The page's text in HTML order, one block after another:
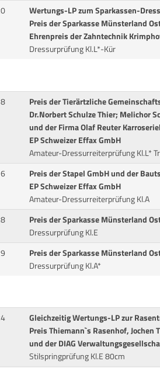
Wertungs-LP zum Sparkassen-
Preis der Sparkasse Münsterland
Ehrenpreis der Zahntechnik
Dressurprüfung Kl.L*-Kür
Preis der Tierärtzliche
Dr.Norbert Schulze Thier; Melichor
und der Firma Olaf Reuter
EP Schweizer Effax GmbH
Amateur-Dressurreiterprüfung Kl.L*
Preis der Stapel GmbH und der
EP Schweizer Effax GmbH
Amateur-Dressurreiterprüfung Kl.A
Preis der Sparkasse Münsterland
Dressurprüfung Kl.E
Preis der Sparkasse Münsterland
Dressurprüfung Kl.A*
Gleichzeitig Wertungs-LP zur
Preis Thiemann`s Rasenhof, Jochen
und der DIAG
Stilspringprüfung Kl.E 80cm